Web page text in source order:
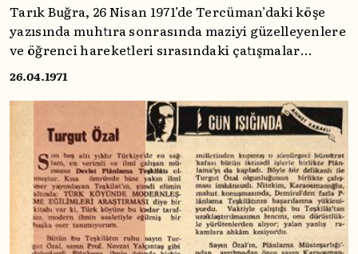
Tarık Buğra, 26 Nisan 1971’de Tercüman’daki köşe
yazısında muhtıra sonrasında maziyi güzelleyenlere
ve öğrenci hareketleri sırasındaki çatışmalar
neticesinde yaşanan gerginlikten nemalananlara
26.04.1971